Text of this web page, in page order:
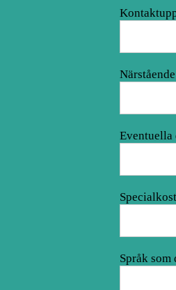
Eventuella
Språk